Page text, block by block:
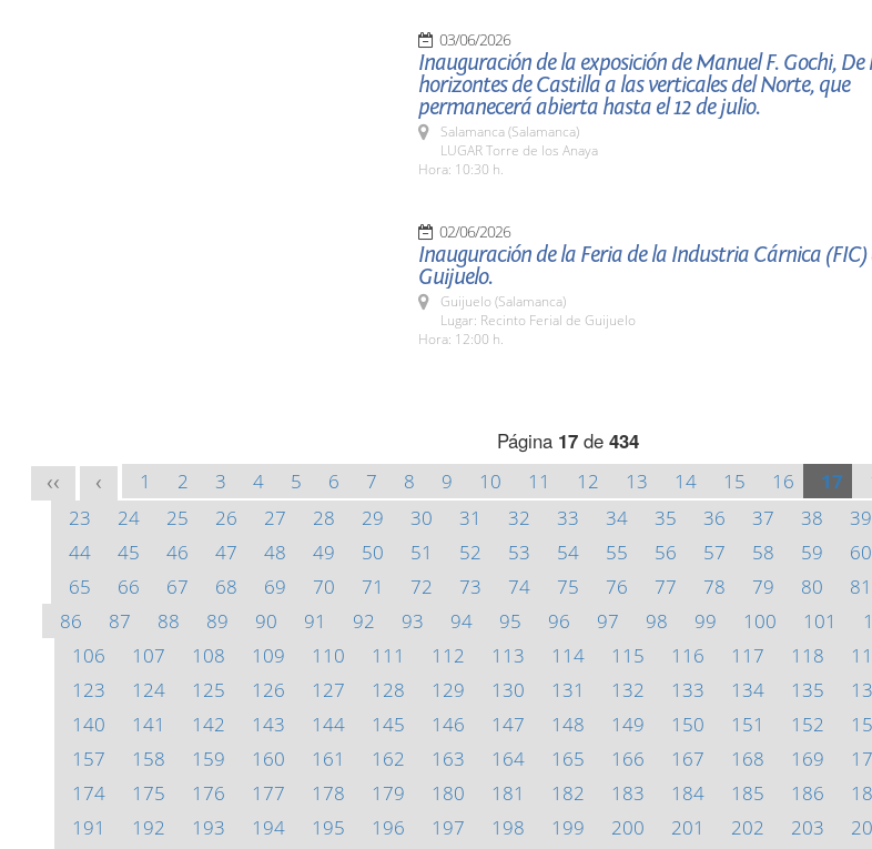
03/06/2026
Inauguración de la exposición de Manuel F. Gochi, De
horizontes de Castilla a las verticales del Norte, que
permanecerá abierta hasta el 12 de julio.
Salamanca (Salamanca)
LUGAR Torre de los Anaya
Hora: 10:30 h.
02/06/2026
Inauguración de la Feria de la Industria Cárnica (FIC)
Guijuelo.
Guijuelo (Salamanca)
Lugar: Recinto Ferial de Guijuelo
Hora: 12:00 h.
Página 17 de 434
<< < 1 2 3 4 5 6 7 8 9 10 11 12 13 14 15 16 17
23
24 25 26 27 28 29 30 31 32 33 34 35 36 37 38 39
44
45 46 47 48 49 50 51 52 53 54 55 56 57 58 59 60
65
66 67 68 69 70 71 72 73 74 75 76 77 78 79 80 81
86
87 88 89 90 91 92 93 94 95 96 97 98 99 100 101
106
107 108 109 110 111 112 113 114 115 116 117 118
123
124 125 126 127 128 129 130 131 132 133 134 135
140
141 142 143 144 145 146 147 148 149 150 151 152
157
158 159 160 161 162 163 164 165 166 167 168 169
174
175 176 177 178 179 180 181 182 183 184 185 186
191
192 193 194 195 196 197 198 199 200 201 202 203